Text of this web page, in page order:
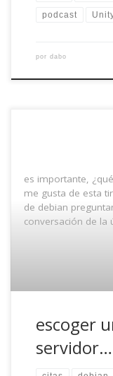
podcast
por dabo
es importante,
me gusta de esta
de debian
conversación de la
escoger
servidor…